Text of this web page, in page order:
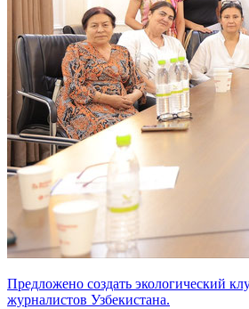
Предложено создать экологический
журналистов Узбекистана.